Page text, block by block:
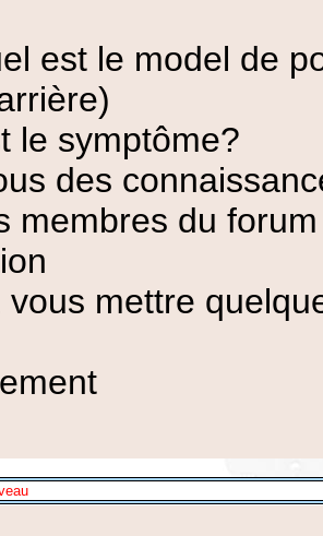
est le model de
le symptôme?
des
membres du
vous mettre